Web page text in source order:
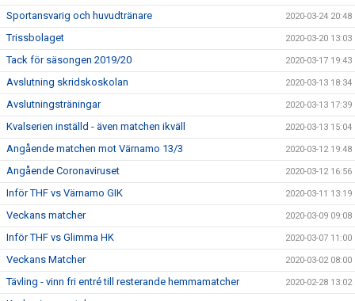
Sportansvarig och huvudtränare 2020-03-24 20:48
Trissbolaget 2020-03-20 13:03
Tack för säsongen 2019/20 2020-03-17 19:43
Avslutning skridskoskolan 2020-03-13 18:34
Avslutningsträningar 2020-03-13 17:39
Kvalserien inställd - även matchen ikväll 2020-03-13 15:04
Angående matchen mot Värnamo 13/3 2020-03-12 19:48
Angående Coronaviruset 2020-03-12 16:56
Inför THF vs Värnamo GIK 2020-03-11 13:19
Veckans matcher 2020-03-09 09:08
Inför THF vs Glimma HK 2020-03-07 11:00
Veckans Matcher 2020-03-02 08:00
Tävling - vinn fri entré till resterande hemmamatcher 2020-02-28 13:02